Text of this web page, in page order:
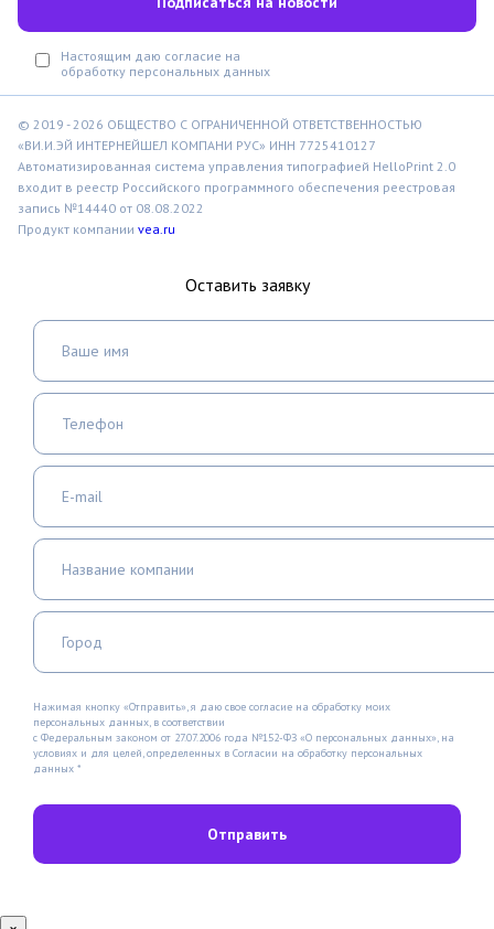
Настоящим даю согласие на
обработку персональных данных
© 2019 - 2026 ОБЩЕСТВО С ОГРАНИЧЕННОЙ ОТВЕТСТВЕННОСТЬЮ
«ВИ.И.ЭЙ ИНТЕРНЕЙШЕЛ КОМПАНИ РУС» ИНН 7725410127
Автоматизированная система управления типографией HelloPrint 2.0
входит в реестр Российского программного обеспечения реестровая
запись №14440 от 08.08.2022
Продукт компании vea.ru
Оставить заявку
Нажимая кнопку «Отправить», я даю свое согласие на обработку моих
персональных данных, в соответствии
с Федеральным законом от 27.07.2006 года №152-ФЗ «О персональных данных», на
условиях и для целей, определенных в Согласии на обработку персональных
данных *